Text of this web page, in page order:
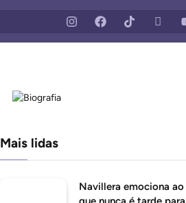
Mais lidas
Navillera emociona